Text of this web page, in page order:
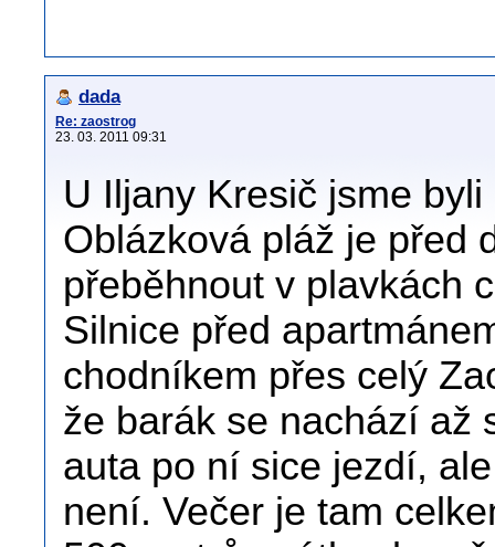
dada
Re: zaostrog
23. 03. 2011 09:31
U Iljany Kresič jsme
Oblázková pláž je před
přeběhnout v plavkách
Silnice před
chodníkem přes celý
že barák se nachází až
auta po ní sice jezdí,
není. Večer je tam